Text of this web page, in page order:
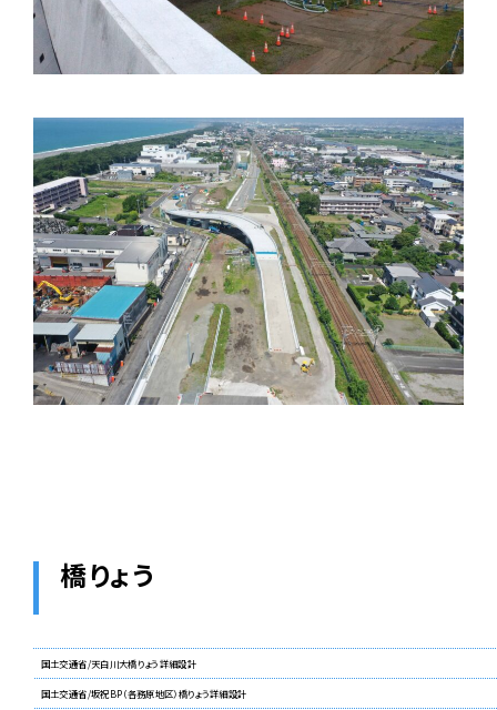
橋りょう
国土交通省/天白川大橋りょう詳細設計
国土交通省/坂祝BP（各務原地区）橋りょう詳細設計